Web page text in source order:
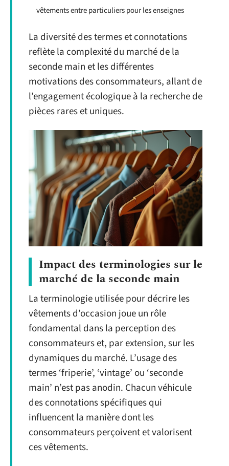
vêtements entre particuliers pour les enseignes
La diversité des termes et connotations
reflète la complexité du marché de la
seconde main et les différentes
motivations des consommateurs, allant de
l’engagement écologique à la recherche de
pièces rares et uniques.
Impact des terminologies sur le
marché de la seconde main
La terminologie utilisée pour décrire les
vêtements d’occasion joue un rôle
fondamental dans la perception des
consommateurs et, par extension, sur les
dynamiques du marché. L’usage des
termes ‘friperie’, ‘vintage’ ou ‘seconde
main’ n’est pas anodin. Chacun véhicule
des connotations spécifiques qui
influencent la manière dont les
consommateurs perçoivent et valorisent
ces vêtements.